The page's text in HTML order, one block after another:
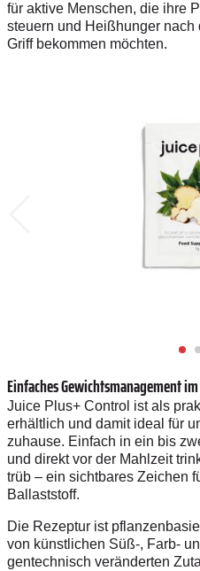
für aktive Menschen, die ihre
steuern und Heißhunger nach
Griff bekommen möchten.
Einfaches Gewichtsmanagement
Juice Plus+ Control ist als
erhältlich und damit ideal für
zuhause. Einfach in ein bis
und direkt vor der Mahlzeit
trüb – ein sichtbares Zeichen
Ballaststoff.
Die Rezeptur ist
von künstlichen Süß-, Farb-
gentechnisch veränderten